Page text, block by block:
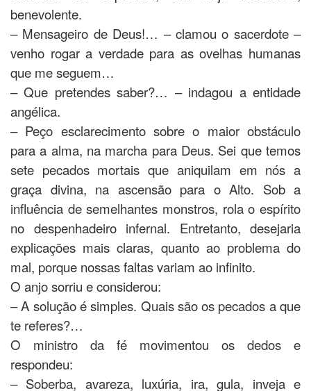
benevolente.
– Mensageiro de Deus!… – clamou o sacerdote –
venho rogar a verdade para as ovelhas humanas
que me seguem…
– Que pretendes saber?… – indagou a entidade
angélica.
– Peço esclarecimento sobre o maior obstáculo
para a alma, na marcha para Deus. Sei que temos
sete pecados mortais que aniquilam em nós a
graça divina, na ascensão para o Alto. Sob a
influência de semelhantes monstros, rola o espírito
no despenhadeiro infernal. Entretanto, desejaria
explicações mais claras, quanto ao problema do
mal, porque nossas faltas variam ao infinito.
O anjo sorriu e considerou:
– A solução é simples. Quais são os pecados a que
te referes?…
O ministro da fé movimentou os dedos e
respondeu:
– Soberba, avareza, luxúria, ira, gula, inveja e